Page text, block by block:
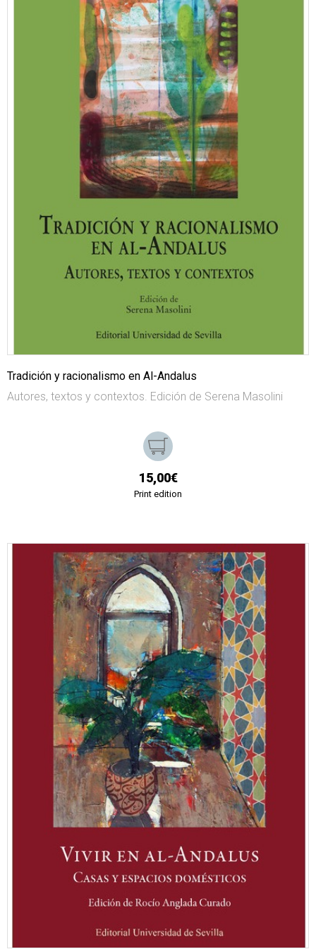
Tradición y racionalismo en Al-Andalus
Autores, textos y contextos. Edición de Serena Masolini
15,00€
Print edition